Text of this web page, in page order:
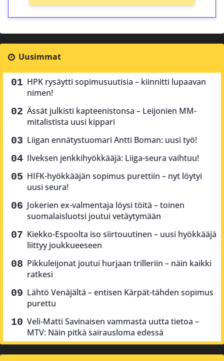
Uusimmat
HPK rysäytti sopimusuutisia – kiinnitti lupaavan
nimen!
Ässät julkisti kapteenistonsa – Leijonien MM-
mitalistista uusi kippari
Liigan ennätystuomari Antti Boman: uusi työ!
Ilveksen jenkkihyökkääjä: Liiga-seura vaihtuu!
HIFK-hyökkääjän sopimus purettiin – nyt löytyi
uusi seura!
Jokerien ex-valmentaja löysi töitä – toinen
suomalaisluotsi joutui vetäytymään
Kiekko-Espoolta iso siirtouutinen – uusi hyökkääjä
liittyy joukkueeseen
Pikkuleijonat joutui hurjaan trilleriin – näin kaikki
ratkesi
Lähtö Venäjältä – entisen Kärpät-tähden sopimus
purettu
Veli-Matti Savinaisen vammasta uutta tietoa –
MTV: Näin pitkä sairausloma edessä